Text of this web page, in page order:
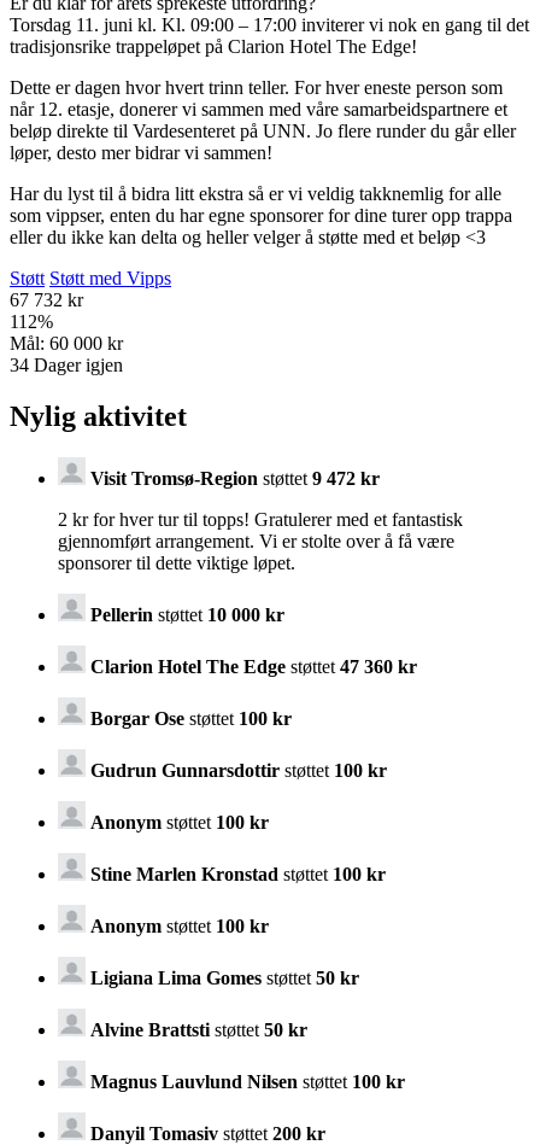
Torsdag 11. juni kl. Kl. 09:00 – 17:00 inviterer vi nok en gang til det
tradisjonsrike trappeløpet på Clarion Hotel The Edge!
Dette er dagen hvor hvert trinn teller. For hver eneste person som
når 12. etasje, donerer vi sammen med våre samarbeidspartnere et
beløp direkte til Vardesenteret på UNN. Jo flere runder du går eller
løper, desto mer bidrar vi sammen!
Har du lyst til å bidra litt ekstra så er vi veldig takknemlig for alle
som vippser, enten du har egne sponsorer for dine turer opp trappa
eller du ikke kan delta og heller velger å støtte med et beløp <3
Støtt Støtt med Vipps
67 732 kr
112%
Mål: 60 000 kr
34 Dager igjen
Nylig aktivitet
Visit Tromsø-Region støttet 9 472 kr
2 kr for hver tur til topps! Gratulerer med et fantastisk
gjennomført arrangement. Vi er stolte over å få være
sponsorer til dette viktige løpet.
Pellerin støttet 10 000 kr
Clarion Hotel The Edge støttet 47 360 kr
Borgar Ose støttet 100 kr
Gudrun Gunnarsdottir støttet 100 kr
Anonym støttet 100 kr
Stine Marlen Kronstad støttet 100 kr
Anonym støttet 100 kr
Ligiana Lima Gomes støttet 50 kr
Alvine Brattsti støttet 50 kr
Magnus Lauvlund Nilsen støttet 100 kr
Danyil Tomasiv støttet 200 kr